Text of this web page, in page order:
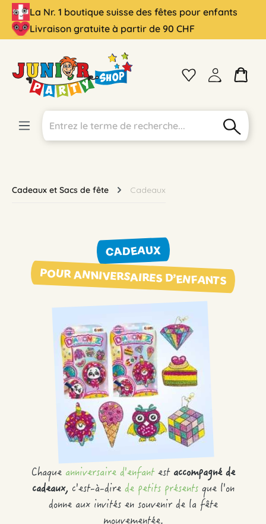
principal
La Nr. 1 boutique suisse des fêtes pour enfants
Livraison gratuite à partir de 90 CHF
Cadeaux et Sacs de fête Cadeaux
CADEAUX
POUR ANNIVERSAIRES D’ENFANTS
Chaque anniversaire d'enfantest accompagné de
cadeaux, c'est-à-dire de petits présentsque l'on
donne aux invités en souvenir de la fête